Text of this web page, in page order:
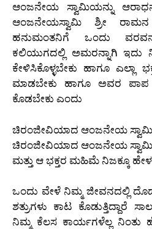
ಆಂಜನೇಯ ಸ್ವಾಮಿಯನ್ನು
ಆಂಜನೇಯಸ್ವಾಮಿ ಶ್ರೀ
ಹನುಮಂತನಿಗೆ ಒಂದು
ಕಲಿಯುಗದಲ್ಲಿ ಅಮರನ್ನಾಗಿ ಇದು
ಕೇಳಿಸಿಕೊಳ್ಳಬೇಕು ಹಾಗೂ ಎಲ್ಲಾ
ಮಾಡಬೇಕು ಹಾಗೂ ಅವರ ಪಾಪ
ಕೊಡಬೇಕು ಎಂದು
ಚಿರಂಜೀವಿಯಾದ ಆಂಜನೇಯ
ಚಿರಂಜೀವಿಯಾದ ಆಂಜನೇಯ
ಮತ್ತು ಆ ಭಕ್ತರ ಮಹಿಮೆ ನಿಜಕ್ಕೂ
ಒಂದು ವೇಳೆ ನಿಮ್ಮ ಜೀವನದಲ್ಲಿ
ಶತ್ರುಗಳು ಕಾಟ ಕೊಡುತ್ತಿದ್ದಾರೆ
ನಿಮ್ಮ ಕೆಲಸ ಕಾರ್ಯಗಳೆಲ್ಲ ನಿಂತು